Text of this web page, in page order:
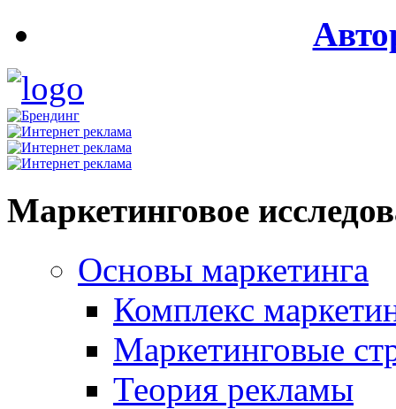
Маркетинговое
Основы маркетинга
Комплекс
Маркетинговые
Теория рекламы